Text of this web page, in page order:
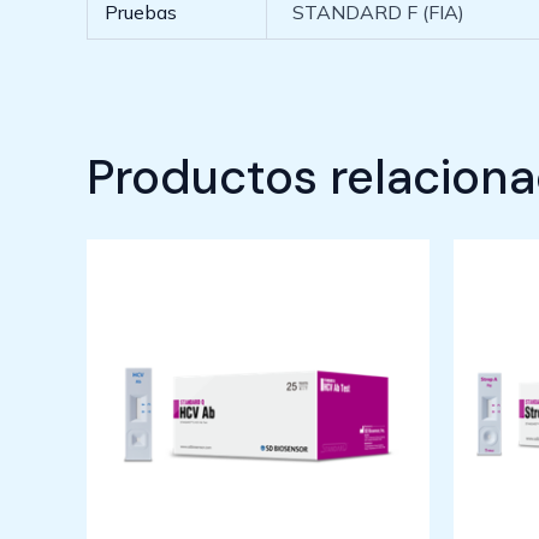
Pruebas STANDARD F (FIA)
Productos